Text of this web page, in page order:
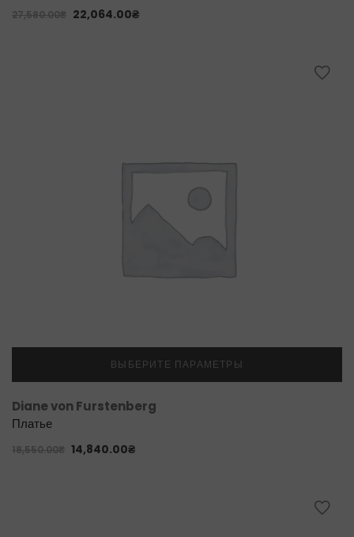
27,580.00₴ 22,064.00₴
ВЫБЕРИТЕ ПАРАМЕТРЫ
Diane von Furstenberg
Платье
18,550.00₴ 14,840.00₴